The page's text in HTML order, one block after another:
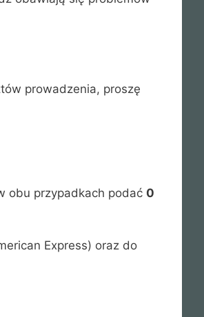
prowadzenia, proszę
obu przypadkach podać 0
Express) oraz do